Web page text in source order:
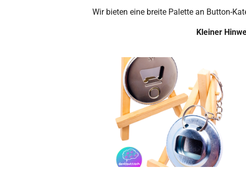
Wir bieten eine breite Palette an Button-
Kleiner